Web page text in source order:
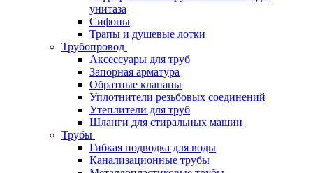
унитаза
Сифоны
Трапы и душевые лотки
Трубопровод
Аксессуары для труб
Запорная арматура
Обратные клапаны
Уплотнители резьбовых соединений
Утеплители для труб
Шланги для стиральных машин
Трубы
Гибкая подводка для воды
Канализационные трубы